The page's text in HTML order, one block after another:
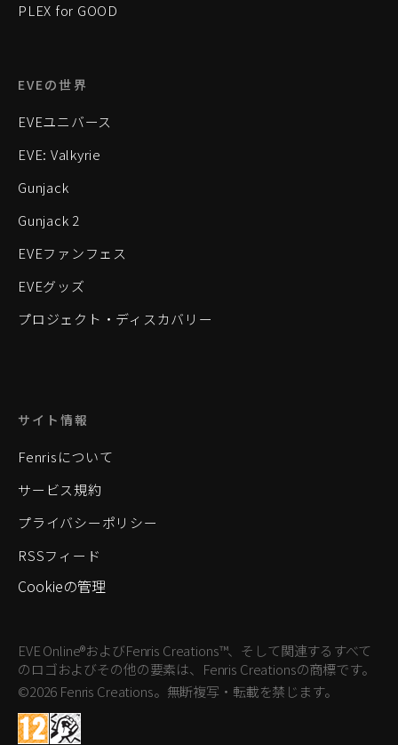
PLEX for GOOD
EVEの世界
EVEユニバース
EVE: Valkyrie
Gunjack
Gunjack 2
EVEファンフェス
EVEグッズ
プロジェクト・ディスカバリー
サイト情報
Fenrisについて
サービス規約
プライバシーポリシー
RSSフィード
Cookieの管理
EVE Online®およびFenris Creations™、そして関連するすべて
のロゴおよびその他の要素は、Fenris Creationsの商標です。
©2026 Fenris Creations。無断複写・転載を禁じます。